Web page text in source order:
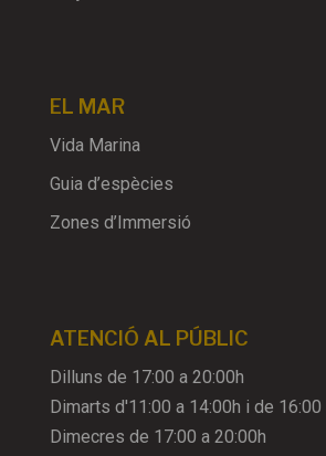
EL MAR
Vida Marina
Guia d’espècies
Zones d’Immersió
ATENCIÓ AL PÚBLIC
Dilluns de 17:00 a 20:00h
Dimarts d'11:00 a 14:00h i de 16:00
Dimecres de 17:00 a 20:00h